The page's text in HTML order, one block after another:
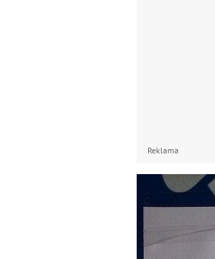
Reklama